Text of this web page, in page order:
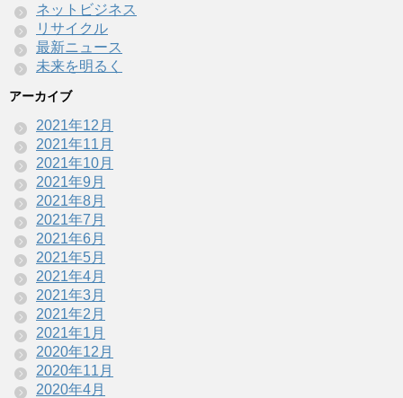
ネットビジネス
リサイクル
最新ニュース
未来を明るく
アーカイブ
2021年12月
2021年11月
2021年10月
2021年9月
2021年8月
2021年7月
2021年6月
2021年5月
2021年4月
2021年3月
2021年2月
2021年1月
2020年12月
2020年11月
2020年4月